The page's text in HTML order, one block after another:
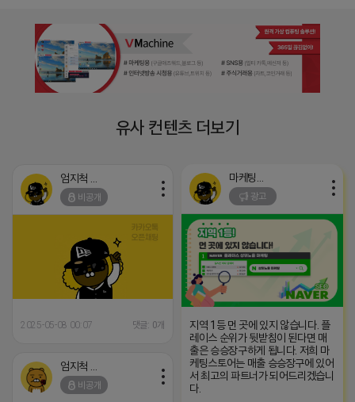
유사 컨텐츠 더보기
비공개
2025-05-08 00:07 댓글: 0개
광고
지역 1등 먼 곳에 있지 않습니다. 플
레이스 순위가 뒷받침이 된다면 매
출은 승승장구하게 됩니다. 저희 마
케팅스토어는 매출 승승장구에 있어
서 최고의 파트너가 되어드리겠습니
다.
비공개